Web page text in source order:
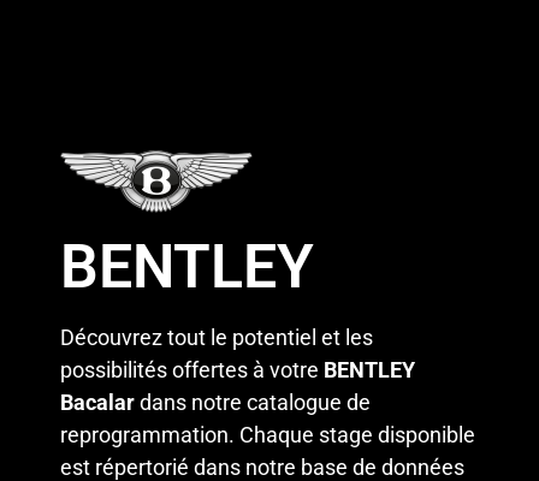
BENTLEY
Découvrez tout le potentiel et les
possibilités offertes à votre BENTLEY
Bacalardans notre catalogue de
reprogrammation. Chaque stage disponible
est répertorié dans notre base de données